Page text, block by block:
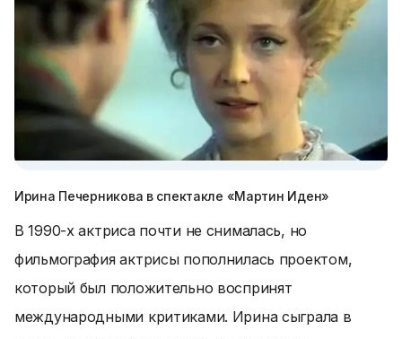
Ирина Печерникова в спектакле «Мартин Иден»
В 1990-х актриса почти не снималась, но
фильмография актрисы пополнилась проектом,
который был положительно воспринят
международными критиками. Ирина сыграла в